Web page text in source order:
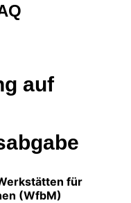
auf
für
(WfbM)